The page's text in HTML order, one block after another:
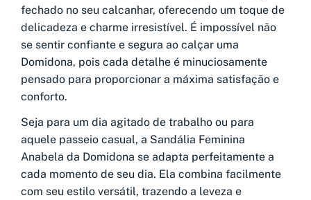
fechado no seu calcanhar, oferecendo um toque de
delicadeza e charme irresistível. É impossível não
se sentir confiante e segura ao calçar uma
Domidona, pois cada detalhe é minuciosamente
pensado para proporcionar a máxima satisfação e
conforto.
Seja para um dia agitado de trabalho ou para
aquele passeio casual, a Sandália Feminina
Anabela da Domidona se adapta perfeitamente a
cada momento de seu dia. Ela combina facilmente
com seu estilo versátil, trazendo a leveza e